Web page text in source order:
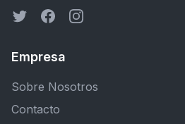
Empresa
Sobre Nosotros
Contacto